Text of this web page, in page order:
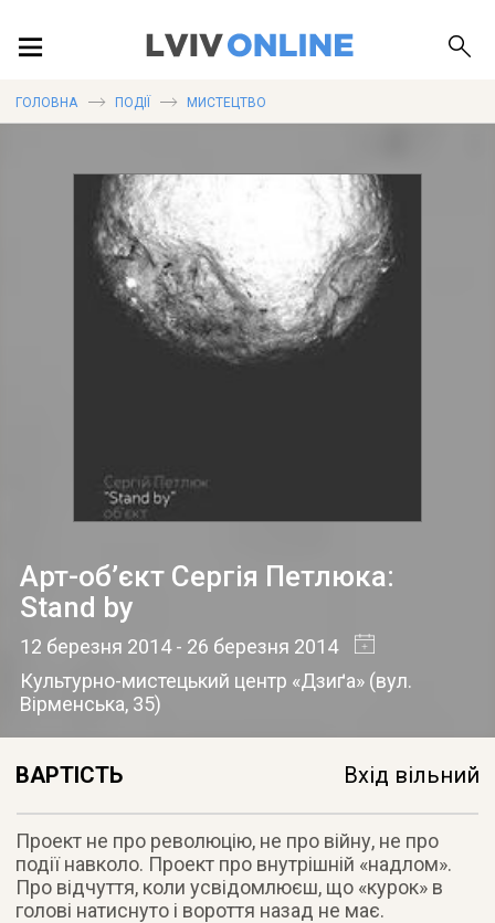
ПУБЛІКАЦІЇ
ГОЛОВНА ПОДІЇ МИСТЕЦТВО
Арт-об’єкт Сергія Петлюка:
Stand by
12 березня 2014- 26 березня 2014
Культурно-мистецький центр «Дзиґа» (вул.
Вірменська, 35)
ВАРТІСТЬ Вхід вільний
Проект не про революцію, не про війну, не про
події навколо. Проект про внутрішній «надлом».
Про відчуття, коли усвідомлюєш, що «курок» в
голові натиснуто і вороття назад не має.